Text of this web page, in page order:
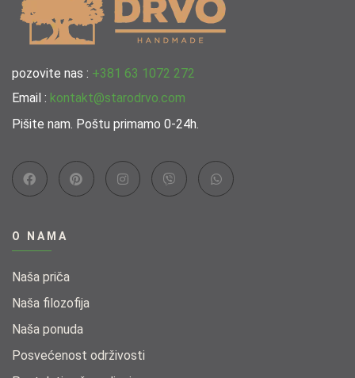
pozovite nas : +381 63 1072 272
Email : kontakt@starodrvo.com
Pišite nam. Poštu primamo 0-24h.
O NAMA
Naša priča
Naša filozofija
Naša ponuda​
Posvećenost održivosti​